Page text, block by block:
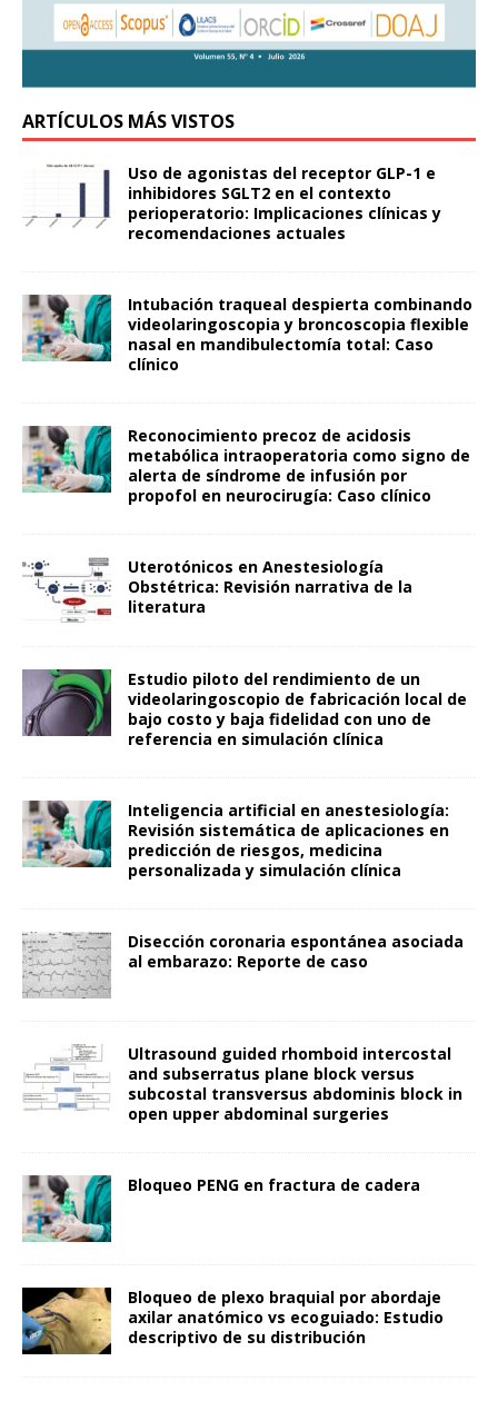
ARTÍCULOS MÁS VISTOS
Uso de agonistas del receptor GLP-1 e
inhibidores SGLT2 en el contexto
perioperatorio: Implicaciones clínicas y
recomendaciones actuales
Intubación traqueal despierta combinando
videolaringoscopia y broncoscopia flexible
nasal en mandibulectomía total: Caso
clínico
Reconocimiento precoz de acidosis
metabólica intraoperatoria como signo de
alerta de síndrome de infusión por
propofol en neurocirugía: Caso clínico
Uterotónicos en Anestesiología
Obstétrica: Revisión narrativa de la
literatura
Estudio piloto del rendimiento de un
videolaringoscopio de fabricación local de
bajo costo y baja fidelidad con uno de
referencia en simulación clínica
Inteligencia artificial en anestesiología:
Revisión sistemática de aplicaciones en
predicción de riesgos, medicina
personalizada y simulación clínica
Disección coronaria espontánea asociada
al embarazo: Reporte de caso
Ultrasound guided rhomboid intercostal
and subserratus plane block versus
subcostal transversus abdominis block in
open upper abdominal surgeries
Bloqueo PENG en fractura de cadera
Bloqueo de plexo braquial por abordaje
axilar anatómico vs ecoguiado: Estudio
descriptivo de su distribución